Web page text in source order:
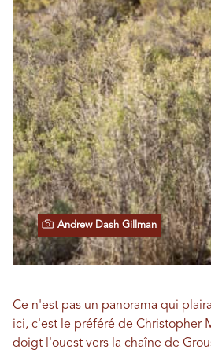
Andrew Dash Gillman
Ce n'est pas un panorama qui
ici, c'est le préféré de Christopher
doigt l'ouest vers la chaîne de